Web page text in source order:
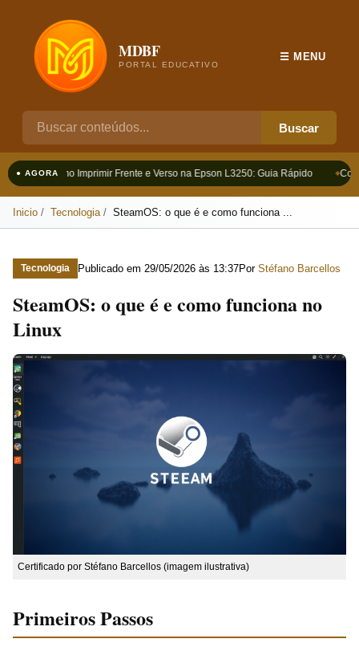
MDBF
PORTAL EDUCATIVO
Buscar
☰ MENU
● AGORAComo Imprimir Frente e Verso na Epson L3250: Guia Rápido
Inicio Tecnologia SteamOS: o que é e como funciona ...
Tecnologia Publicado em 29/05/2026 às 13:37Por Stéfano Barcellos
SteamOS: o que é e como funciona no
Linux
Certificado por Stéfano Barcellos (imagem ilustrativa)
Primeiros Passos